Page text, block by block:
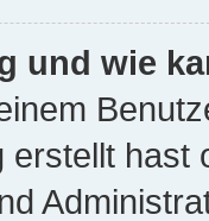
und wie
erstellt